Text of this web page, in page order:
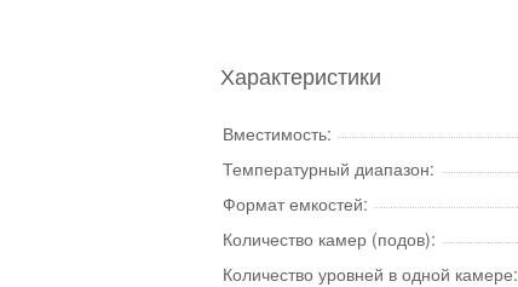
Характеристики
Вместимость:
Температурный диапазон:
Формат емкостей:
Количество камер (подов):
Количество уровней в одной камере: